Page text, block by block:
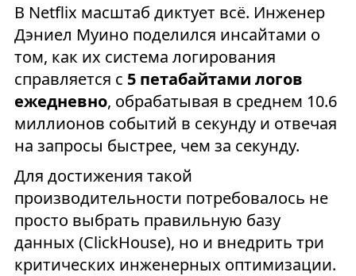
В Netflix масштаб диктует всё. Инженер
Дэниел Муино поделился инсайтами о
том, как их система логирования
справляется с 5 петабайтами логов
ежедневно, обрабатывая в среднем 10.6
миллионов событий в секунду и отвечая
на запросы быстрее, чем за секунду.
Для достижения такой
производительности потребовалось не
просто выбрать правильную базу
данных (ClickHouse), но и внедрить три
критических инженерных оптимизации.